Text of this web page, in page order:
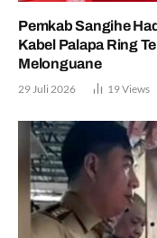
Pemkab Sangihe
Kabel Palapa Ring
Melonguane
29 Juli 2026 19Views